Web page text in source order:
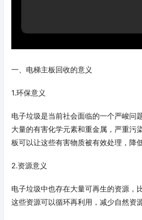
一、电梯主板回收的意义
1.环保意义
电子垃圾是当前社会面临的一个严峻问
大量的有害化学元素和重金属，严重污
板可以让这些有害物质被有效处理，降
2.资源意义
电子垃圾中也存在大量可再生的资源，
这些资源可以循环再利用，减少自然资